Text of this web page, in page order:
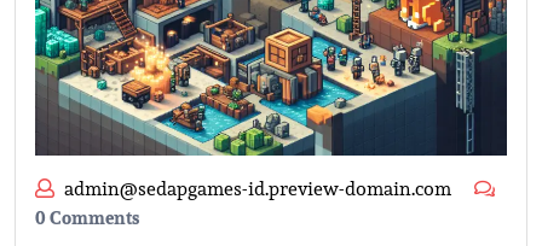
admin@sedapgames-id.preview-domain.com
0 Comments